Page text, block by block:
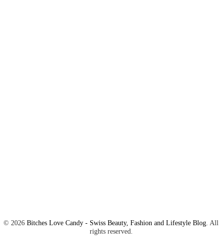
© 2026 Bitches Love Candy - Swiss Beauty, Fashion and Lifestyle Blog . All
rights reserved.